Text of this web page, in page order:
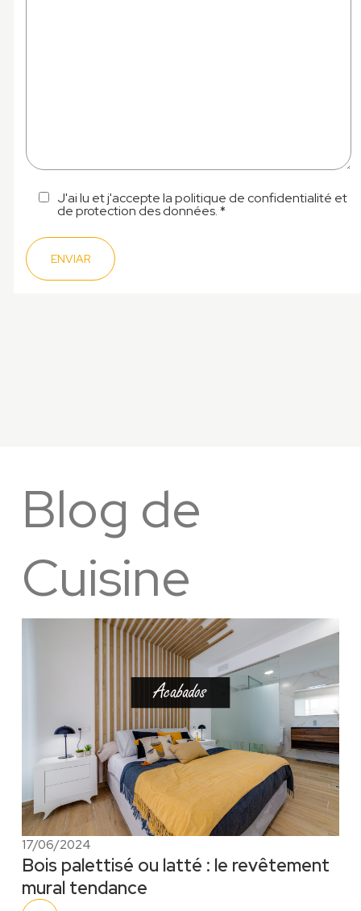
J'ai lu et j'accepte la politique de confidentialité et
de protection des données. *
Blog de
Cuisine
17/06/2024
Bois palettisé ou latté : le revêtement
mural tendance